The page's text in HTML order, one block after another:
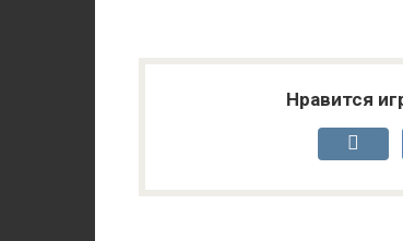
Нравится